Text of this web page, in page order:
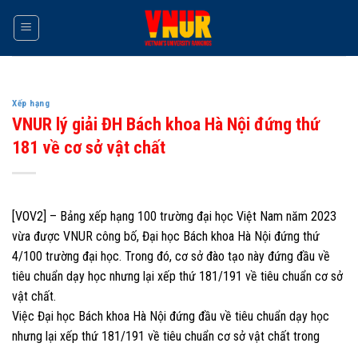
Xếp hạng
VNUR lý giải ĐH Bách khoa Hà Nội đứng thứ
181 về cơ sở vật chất
[VOV2] – Bảng xếp hạng 100 trường đại học Việt Nam năm 2023
vừa được VNUR công bố, Đại học Bách khoa Hà Nội đứng thứ
4/100 trường đại học. Trong đó, cơ sở đào tạo này đứng đầu về
tiêu chuẩn dạy học nhưng lại xếp thứ 181/191 về tiêu chuẩn cơ sở
vật chất.
Việc Đại học Bách khoa Hà Nội đứng đầu về tiêu chuẩn dạy học
nhưng lại xếp thứ 181/191 về tiêu chuẩn cơ sở vật chất trong